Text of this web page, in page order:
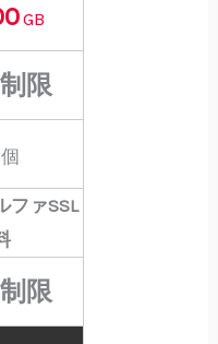
GB
限
個
ファSSL
限